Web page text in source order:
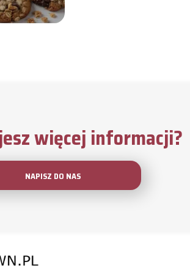
więcej informacji?
NAPISZ DO NAS